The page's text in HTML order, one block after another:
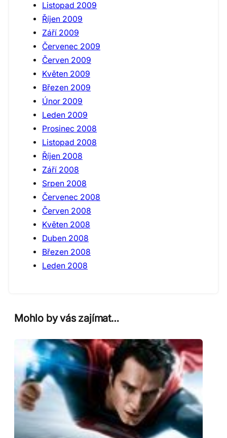
Listopad 2009
Říjen 2009
Září 2009
Červenec 2009
Červen 2009
Květen 2009
Březen 2009
Únor 2009
Leden 2009
Prosinec 2008
Listopad 2008
Říjen 2008
Září 2008
Srpen 2008
Červenec 2008
Červen 2008
Květen 2008
Duben 2008
Březen 2008
Leden 2008
Mohlo by vás zajímat…